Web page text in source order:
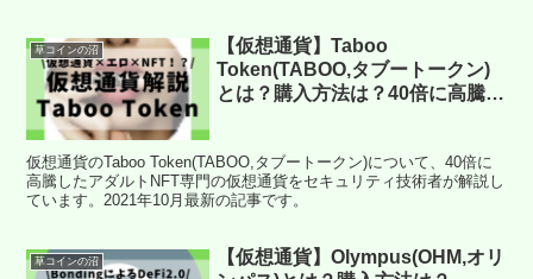
草コインの沼
【仮想通貨】Taboo
Token(TABOO,タブートークン)
とは？購入方法は？40倍に高騰し
説！(2021年10月最新)
仮想通貨のTaboo Token(TABOO,タブートークン)について、40倍に
高騰したアダルトNFT専門の仮想通貨をセキュリティ技術者が解説し
ています。2021年10月最新の記事です。
草コインの沼
【仮想通貨】Olympus(OHM,オリ